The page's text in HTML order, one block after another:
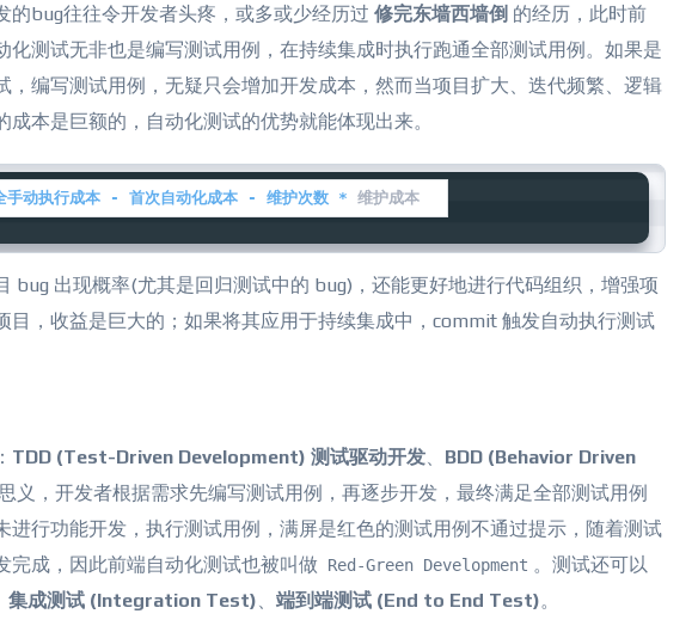
bug往往令开发者头疼，或多或少经历过 修完东墙西墙倒 的经历，此时前
测试无非也是编写测试用例，在持续集成时执行跑通全部测试用例。如果是
编写测试用例，无疑只会增加开发成本，然而当项目扩大、迭代频繁、逻辑
本是巨额的，自动化测试的优势就能体现出来。
手动执行成本 - 首次自动化成本 - 维护次数 * 维护成本
bug 出现概率(尤其是回归测试中的 bug)，还能更好地进行代码组织，增强项
目，收益是巨大的；如果将其应用于持续集成中，commit 触发自动执行测试
TDD (Test-Driven Development) 测试驱动开发、 BDD (Behavior Driven
义，开发者根据需求先编写测试用例，再逐步开发，最终满足全部测试用例
进行功能开发，执行测试用例，满屏是红色的测试用例不通过提示，随着测试
完成，因此前端自动化测试也被叫做 Red-Green Development 。测试还可以
集成测试 (Integration Test)、 端到端测试 (End to End Test)。